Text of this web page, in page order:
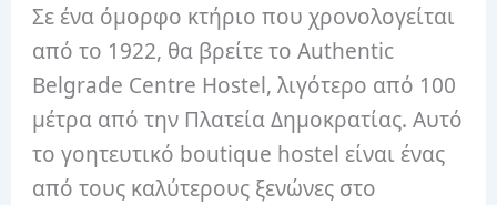
Σε ένα όμορφο κτήριο που χρονολογείται
από το 1922, θα βρείτε το Authentic
Belgrade Centre Hostel, λιγότερο από 100
μέτρα από την Πλατεία Δημοκρατίας. Αυτό
το γοητευτικό boutique hostel είναι ένας
από τους καλύτερους ξενώνες στο